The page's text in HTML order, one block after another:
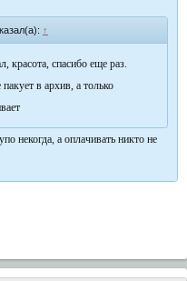
↑
красота, спасибо еще раз.
в архив, а только
некогда, а оплачивать никто не